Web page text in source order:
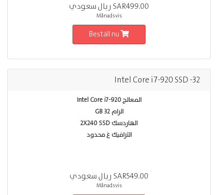
SAR499.00 ريال سعودي
Månadsvis
Intel Core i7-920 SSD -32
المعالج Intel Core i7-920
الرام 32 GB
الهاردسك 2X240 SSD
الترافيك غ محدود
SAR549.00 ريال سعودي
Månadsvis